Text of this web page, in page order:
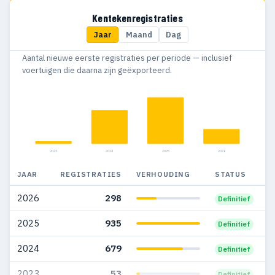
17
1968 24
13
1963 14 12
1962 4 4
1961 6 4
1960 6 3
Kentekenregistraties
Jaar Maand Dag
Aantal nieuwe eerste registraties per periode — inclusief
voertuigen die daarna zijn geëxporteerd.
2023 2024 2025 2026
JAAR REGISTRATIES VERHOUDING STATUS
2026 298 Definitief
2025 935 Definitief
2024 679 Definitief